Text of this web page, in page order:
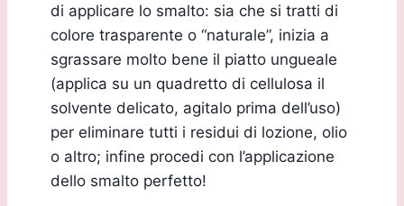
di applicare lo smalto: sia che si tratti di
colore trasparente o “naturale”, inizia a
sgrassare molto bene il piatto ungueale
(applica su un quadretto di cellulosa il
solvente delicato, agitalo prima dell’uso)
per eliminare tutti i residui di lozione, olio
o altro; infine procedi con l’applicazione
dello smalto perfetto!